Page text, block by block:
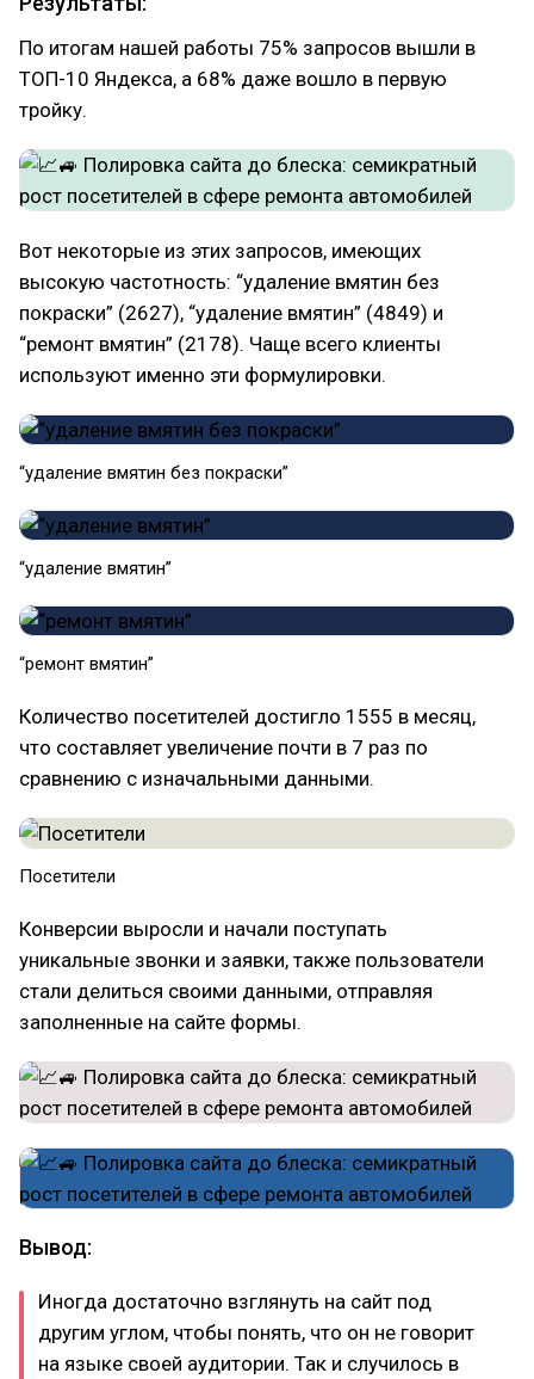
По итогам нашей работы 75% запросов вышли в
ТОП-10 Яндекса, а 68% даже вошло в первую
тройку.
Вот некоторые из этих запросов, имеющих
высокую частотность: “удаление вмятин без
покраски” (2627), “удаление вмятин” (4849) и
“ремонт вмятин” (2178). Чаще всего клиенты
используют именно эти формулировки.
“удаление вмятин без покраски”
“удаление вмятин”
“ремонт вмятин”
Количество посетителей достигло 1555 в месяц,
что составляет увеличение почти в 7 раз по
сравнению с изначальными данными.
Посетители
Конверсии выросли и начали поступать
уникальные звонки и заявки, также пользователи
стали делиться своими данными, отправляя
заполненные на сайте формы.
Вывод:
Иногда достаточно взглянуть на сайт под
другим углом, чтобы понять, что он не говорит
на языке своей аудитории. Так и случилось в